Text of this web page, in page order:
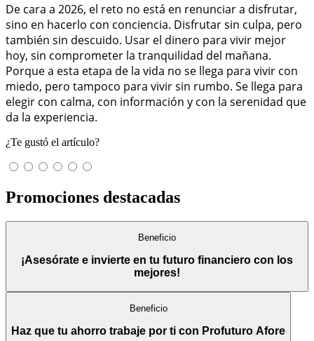
De cara a 2026, el reto no está en renunciar a disfrutar,
sino en hacerlo con conciencia. Disfrutar sin culpa, pero
también sin descuido. Usar el dinero para vivir mejor
hoy, sin comprometer la tranquilidad del mañana.
Porque a esta etapa de la vida no se llega para vivir con
miedo, pero tampoco para vivir sin rumbo. Se llega para
elegir con calma, con información y con la serenidad que
da la experiencia.
¿Te gustó el artículo?
Promociones destacadas
Beneficio
¡Asesórate e invierte en tu futuro financiero con los
mejores!
Beneficio
Haz que tu ahorro trabaje por ti con Profuturo Afore